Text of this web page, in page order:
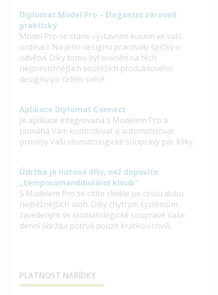
Diplomat Model Pro – Elegantní zároveň
praktický
Model Pro se stane výstavním kusem ve vaší
ordinaci. Na jeho designu pracovaly špičky v
odvětví. Díky tomu byl oceněn na těch
nejprestižnějších soutěžích produktového
designu po celém světě.
Aplikace Diplomat Connect
Je aplikace integrovaná s Modelem Pro a
pomáhá Vám kontrolovat a automatizovat
procesy Vaší stomatologické soupravy pár kliky.
Údržba je hotová dřív, než dopovíte
„temporomandibulární kloub“
S Modelem Pro se cítíte skvěle po celou dobu
nejběžnějších úloh. Díky chytrým systémům
zavedeným ve stomatologické soupravě Vaše
denní údržba potrvá pouze krátkou chvíli.
PLATNOST NABÍDKY